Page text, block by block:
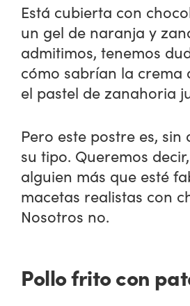
Está cubierta con
un gel de naranja y
admitimos, tenemos
cómo sabrían la crema
el pastel de zanahoria
Pero este postre es, sin
su tipo. Queremos
alguien más que esté
macetas realistas con
Nosotros no.
Pollo frito con